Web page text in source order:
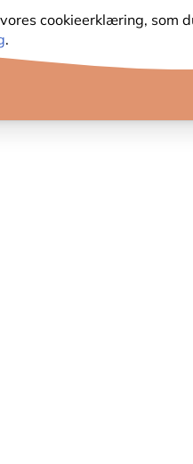
cookieerklæring, som
.